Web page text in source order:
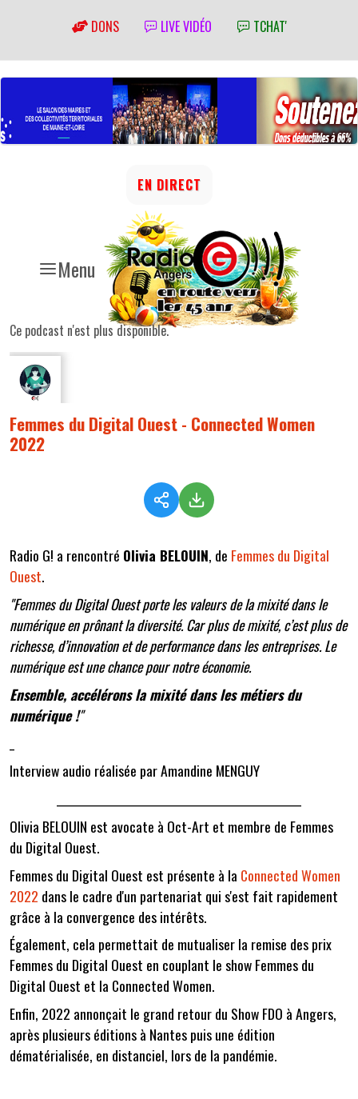
DONS LIVE VIDÉO TCHAT'
Menu
EN DIRECT
Ce podcast n'est plus disponible.
Femmes du Digital Ouest - Connected Women
2022
Radio G! a rencontré Olivia BELOUIN, de Femmes du Digital
Ouest.
"Femmes du Digital Ouest porte les valeurs de la mixité dans le
numérique en prônant la diversité. Car plus de mixité, c’est plus de
richesse, d’innovation et de performance dans les entreprises. Le
numérique est une chance pour notre économie.
Ensemble, accélérons la mixité dans les métiers du
numérique !"
Interview audio réalisée par Amandine MENGUY
Olivia BELOUIN est avocate à Oct-Art et membre de Femmes
du Digital Ouest.
Femmes du Digital Ouest est présente à la Connected Women
2022 dans le cadre d'un partenariat qui s'est fait rapidement
grâce à la convergence des intérêts.
Également, cela permettait de mutualiser la remise des prix
Femmes du Digital Ouest en couplant le show Femmes du
Digital Ouest et la Connected Women.
Enfin, 2022 annonçait le grand retour du Show FDO à Angers,
après plusieurs éditions à Nantes puis une édition
dématérialisée, en distanciel, lors de la pandémie.